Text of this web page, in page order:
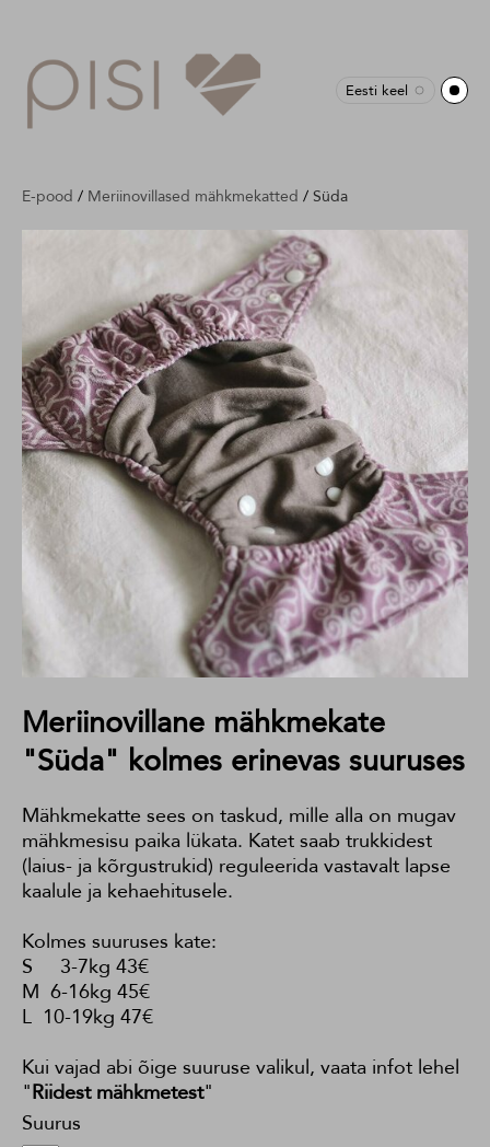
Eesti keel
E-pood / Meriinovillased mähkmekatted / Süda
Meriinovillane mähkmekate
"Süda" kolmes erinevas suuruses
Mähkmekatte sees on taskud, mille alla on mugav
mähkmesisu paika lükata. Katet saab trukkidest
(laius- ja kõrgustrukid) reguleerida vastavalt lapse
kaalule ja kehaehitusele.
Kolmes suuruses kate:
S 3-7kg 43€
M 6-16kg 45€
L 10-19kg 47€
Kui vajad abi õige suuruse valikul, vaata infot lehel
"Riidest mähkmetest"
Suurus